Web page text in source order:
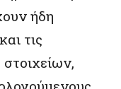
ήδη
τις